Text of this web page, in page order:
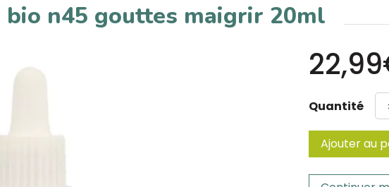
bio n45 gouttes maigrir 20ml
Quantité
Ajouter au